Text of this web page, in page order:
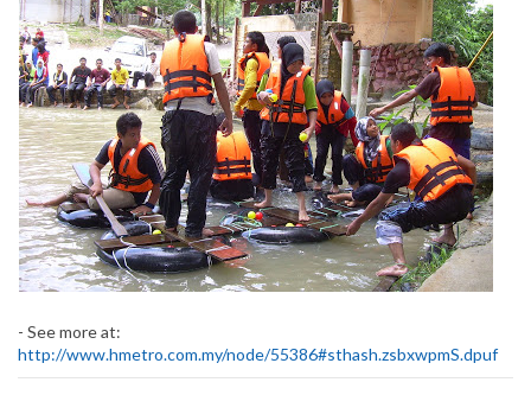
- See more at:
http://www.hmetro.com.my/node/55386#sthash.zsbxwpmS.dpuf